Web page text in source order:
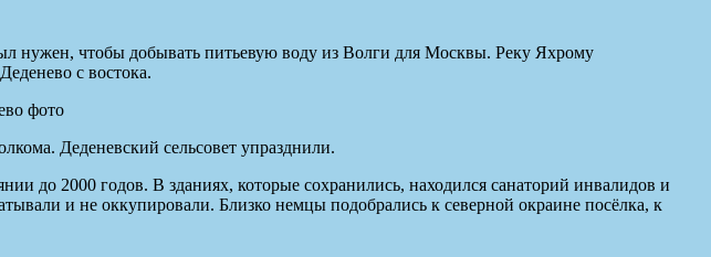
нужен, чтобы добывать питьевую воду из Волги для Москвы. Реку Яхрому
с востока.
Деденевский сельсовет упразднили.
до 2000 годов. В зданиях, которые сохранились, находился санаторий инвалидов и
и не оккупировали. Близко немцы подобрались к северной окраине посёлка, к